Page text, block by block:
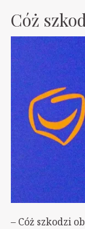
Cóż
– Cóż szkodzi